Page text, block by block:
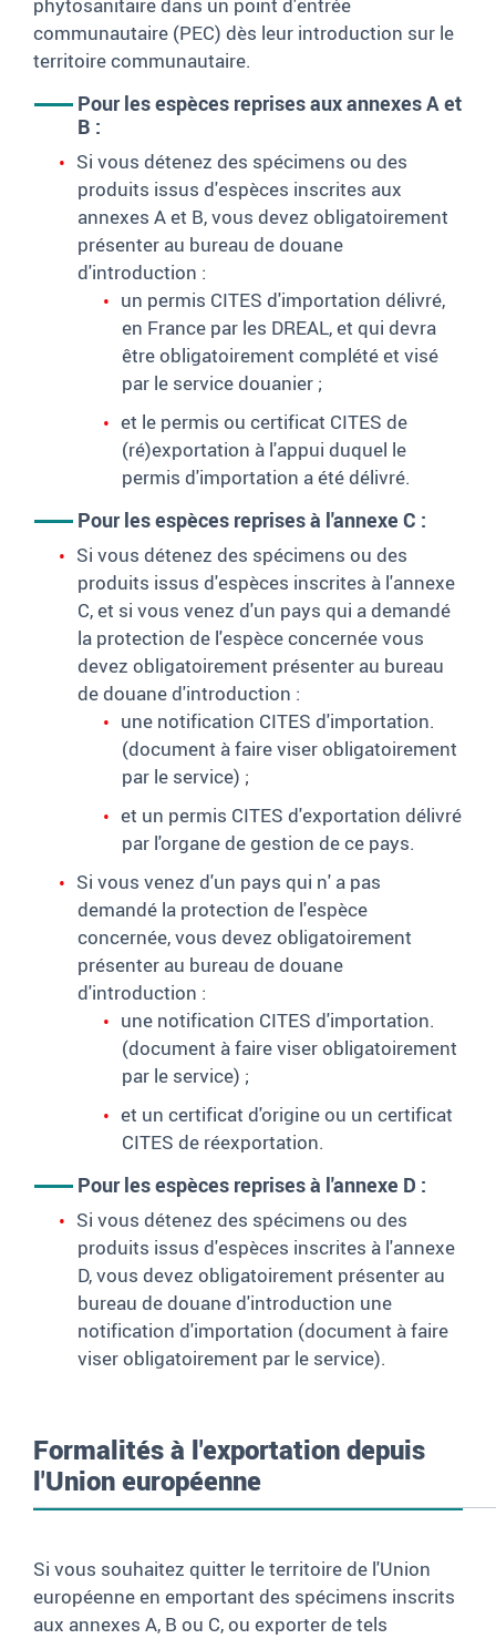
phytosanitaire dans un point d'entrée
communautaire (PEC) dès leur introduction sur le
territoire communautaire.
Pour les espèces reprises aux annexes A et
B :
Si vous détenez des spécimens ou des
produits issus d'espèces inscrites aux
annexes A et B, vous devez obligatoirement
présenter au bureau de douane
d'introduction :
un permis CITES d'importation délivré,
en France par les DREAL, et qui devra
être obligatoirement complété et visé
par le service douanier ;
et le permis ou certificat CITES de
(ré)exportation à l'appui duquel le
permis d'importation a été délivré.
Pour les espèces reprises à l'annexe C :
Si vous détenez des spécimens ou des
produits issus d'espèces inscrites à l'annexe
C, et si vous venez d'un pays qui a demandé
la protection de l'espèce concernée vous
devez obligatoirement présenter au bureau
de douane d'introduction :
une notification CITES d'importation.
(document à faire viser obligatoirement
par le service) ;
et un permis CITES d'exportation délivré
par l'organe de gestion de ce pays.
Si vous venez d'un pays qui n' a pas
demandé la protection de l'espèce
concernée, vous devez obligatoirement
présenter au bureau de douane
d'introduction :
une notification CITES d'importation.
(document à faire viser obligatoirement
par le service) ;
et un certificat d'origine ou un certificat
CITES de réexportation.
Pour les espèces reprises à l'annexe D :
Si vous détenez des spécimens ou des
produits issus d'espèces inscrites à l'annexe
D, vous devez obligatoirement présenter au
bureau de douane d'introduction une
notification d'importation (document à faire
viser obligatoirement par le service).
Formalités à l'exportation depuis
l'Union européenne
Si vous souhaitez quitter le territoire de l'Union
européenne en emportant des spécimens inscrits
aux annexes A, B ou C, ou exporter de tels